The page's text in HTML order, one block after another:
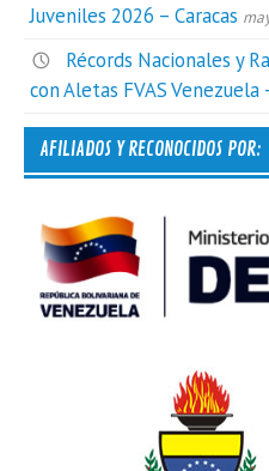
Juveniles 2026 – Caracas
Récords Nacionales y
con Aletas FVAS Venezuela
AFILIADOS Y RECONOCIDOS POR: